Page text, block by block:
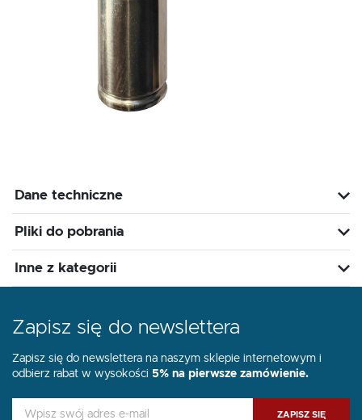
Dane techniczne
Pliki do pobrania
Inne z kategorii
Zapisz się do newslettera
Zapisz się do newslettera na naszym sklepie internetowym i
odbierz rabat w wysokości 5% na pierwsze zamówienie.
ZAPISZ SIĘ